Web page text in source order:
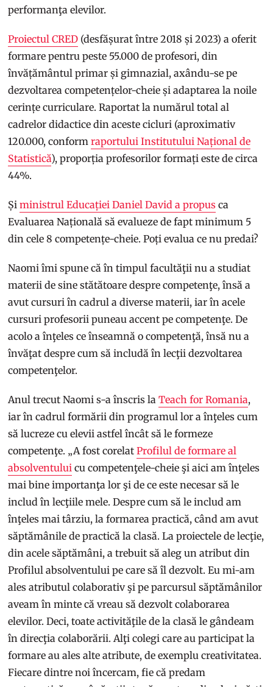
performanţa elevilor.
Proiectul CRED (desfășurat între 2018 și 2023) a oferit
formare pentru peste 55.000 de profesori, din
învățământul primar și gimnazial, axându-se pe
dezvoltarea competențelor-cheie și adaptarea la noile
cerințe curriculare. Raportat la numărul total al
cadrelor didactice din aceste cicluri (aproximativ
120.000, conformraportului Institutului Național de
Statistică), proporția profesorilor formați este de circa
44%.
Șiministrul Educației Daniel David a propus ca
Evaluarea Națională să evalueze de fapt minimum 5
din cele 8 competențe-cheie. Poți evalua ce nu predai?
Naomi îmi spune că în timpul facultăţii nu a studiat
materii de sine stătătoare despre competenţe, însă a
avut cursuri în cadrul a diverse materii, iar în acele
cursuri profesorii puneau accent pe competenţe. De
acolo a înţeles ce înseamnă o competenţă, însă nu a
învăţat despre cum să includă în lecţii dezvoltarea
competenţelor.
Anul trecut Naomi s-a înscris laTeach for Romania,
iar în cadrul formării din programul lor a înţeles cum
să lucreze cu elevii astfel încât să le formeze
competenţe. „A fost corelatProfilul de formare al
absolventului cu competenţele-cheie şi aici am înţeles
mai bine importanţa lor şi de ce este necesar să le
includ în lecţiile mele. Despre cum să le includ am
înţeles mai târziu, la formarea practică, când am avut
săptămânile de practică la clasă. La proiectele de lecţie,
din acele săptămâni, a trebuit să aleg un atribut din
Profilul absolventului pe care să îl dezvolt. Eu mi-am
ales atributul colaborativ şi pe parcursul săptămânilor
aveam în minte că vreau să dezvolt colaborarea
elevilor. Deci, toate activităţile de la clasă le gândeam
în direcţia colaborării. Alţi colegi care au participat la
formare au ales alte atribute, de exemplu creativitatea.
Fiecare dintre noi încercam, fie că predam